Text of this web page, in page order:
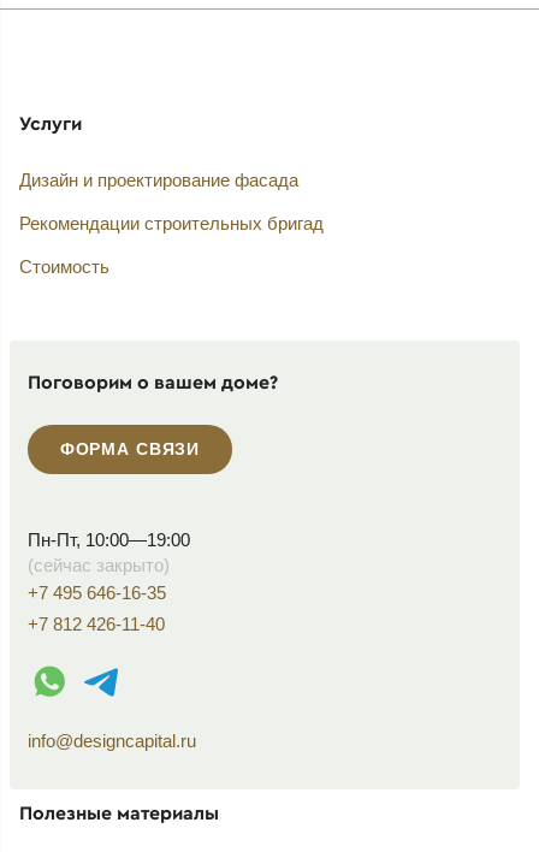
Услуги
Дизайн и проектирование фасада
Рекомендации строительных бригад
Стоимость
Поговорим о вашем доме?
ФОРМА СВЯЗИ
Пн-Пт, 10:00—19:00
(сейчас закрыто)
+7 495 646-16-35
+7 812 426-11-40
WhatsApp контакт
Telegram контакт
info@designcapital.ru
Полезные материалы